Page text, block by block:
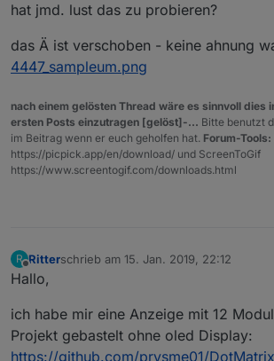
hat jmd. lust das zu probieren?
das Ä ist verschoben - keine ahnung
4447_sampleum.png
nach einem gelösten Thread wäre es sinnvoll dies
ersten Posts einzutragen [gelöst]-... Bitte benutzt
im Beitrag wenn er euch geholfen hat. Forum-Tools:
https://picpick.app/en/download/ und ScreenToGif
https://www.screentogif.com/downloads.html
R
Offline
Ritterschrieb am 15. Jan. 2019, 22:12
zuletzt editiert von
Hallo,
ich habe mir eine Anzeige mit 12
Projekt gebastelt ohne oled Display:
https://github.com/prysme01/